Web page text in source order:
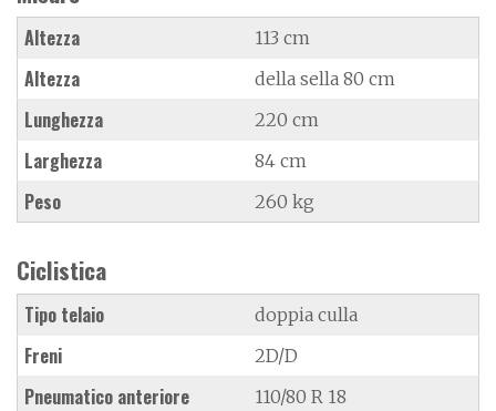
Altezza 113 cm
Altezza della sella 80 cm
Lunghezza 220 cm
Larghezza 84 cm
Peso 260 kg
Ciclistica
Tipo telaio doppia culla
Freni 2D/D
Pneumatico anteriore 110/80 R 18